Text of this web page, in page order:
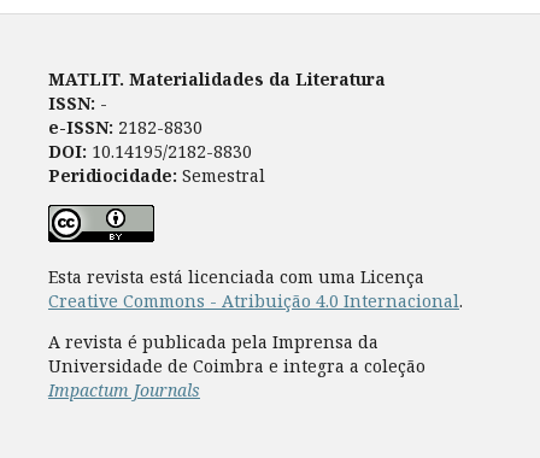
MATLIT. Materialidades da Literatura
ISSN: -
e-ISSN: 2182-8830
DOI: 10.14195/2182-8830
Peridiocidade: Semestral
Esta revista está licenciada com uma Licença
Creative Commons - Atribuição 4.0 Internacional.
A revista é publicada pela Imprensa da
Universidade de Coimbra e integra a coleção
Impactum Journals